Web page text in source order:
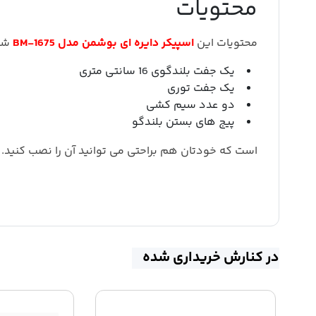
محتویات
محتویات ایناسپیکر دایره ای بوشمن مدل BM-1675
یک جفت بلندگوی 16 سانتی متری
یک جفت توری
دو عدد سیم کشی
پیج های بستن بلندگو
است که خودتان هم براحتی می توانید آن را نصب کنید.
در کنارش خریداری شده